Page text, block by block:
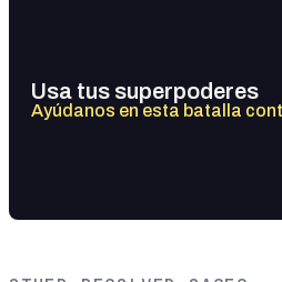
Usa tus superpoderes
Ayúdanos en esta batalla